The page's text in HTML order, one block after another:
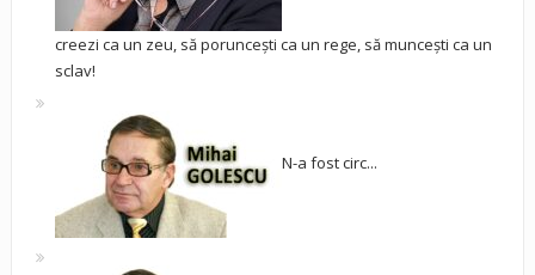
creezi ca un zeu, să poruncești ca un rege, să muncești ca un
sclav!
N-a fost circ...